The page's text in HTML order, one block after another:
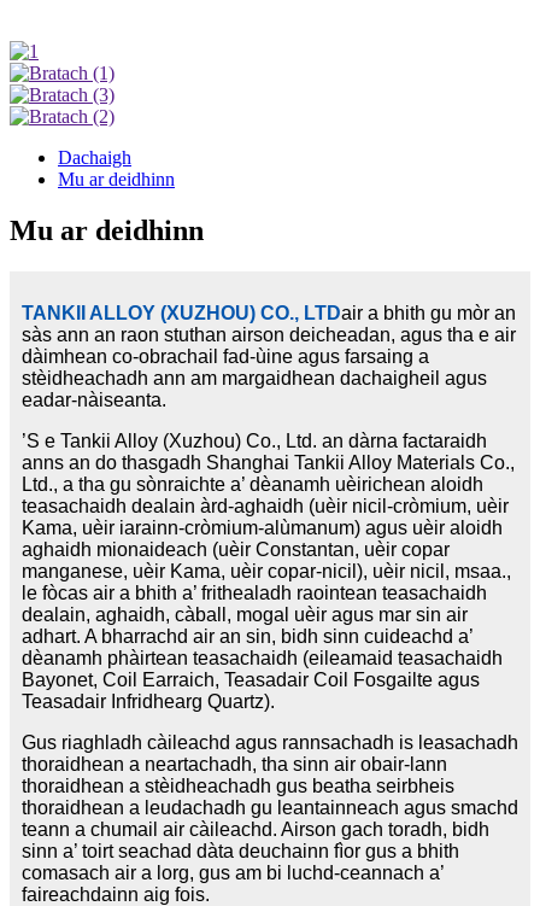
Dachaigh
Mu ar deidhinn
Mu ar deidhinn
TANKII ALLOY (XUZHOU) CO., LTDair a bhith gu mòr an
sàs ann an raon stuthan airson deicheadan, agus tha e air
dàimhean co-obrachail fad-ùine agus farsaing a
stèidheachadh ann am margaidhean dachaigheil agus
eadar-nàiseanta.
’S e Tankii Alloy (Xuzhou) Co., Ltd. an dàrna factaraidh
anns an do thasgadh Shanghai Tankii Alloy Materials Co.,
Ltd., a tha gu sònraichte a’ dèanamh uèirichean aloidh
teasachaidh dealain àrd-aghaidh (uèir nicil-cròmium, uèir
Kama, uèir iarainn-cròmium-alùmanum) agus uèir aloidh
aghaidh mionaideach (uèir Constantan, uèir copar
manganese, uèir Kama, uèir copar-nicil), uèir nicil, msaa.,
le fòcas air a bhith a’ frithealadh raointean teasachaidh
dealain, aghaidh, càball, mogal uèir agus mar sin air
adhart. A bharrachd air an sin, bidh sinn cuideachd a’
dèanamh phàirtean teasachaidh (eileamaid teasachaidh
Bayonet, Coil Earraich, Teasadair Coil Fosgailte agus
Teasadair Infridhearg Quartz).
Gus riaghladh càileachd agus rannsachadh is leasachadh
thoraidhean a neartachadh, tha sinn air obair-lann
thoraidhean a stèidheachadh gus beatha seirbheis
thoraidhean a leudachadh gu leantainneach agus smachd
teann a chumail air càileachd. Airson gach toradh, bidh
sinn a’ toirt seachad dàta deuchainn fìor gus a bhith
comasach air a lorg, gus am bi luchd-ceannach a’
faireachdainn aig fois.